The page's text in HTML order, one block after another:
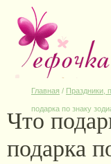
Главная / Праздники,
подарка по знаку
Что
подарка